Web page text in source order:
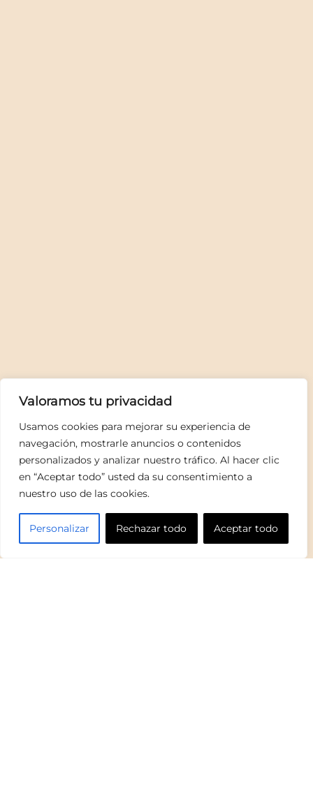
Valoramos tu privacidad
Usamos cookies para mejorar su experiencia de
navegación, mostrarle anuncios o contenidos
personalizados y analizar nuestro tráfico. Al hacer clic
en “Aceptar todo” usted da su consentimiento a
nuestro uso de las cookies.
Personalizar Rechazar todo Aceptar todo